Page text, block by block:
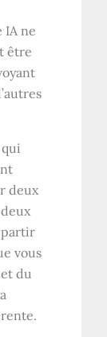
IA ne
être
deux
partir
vous
du